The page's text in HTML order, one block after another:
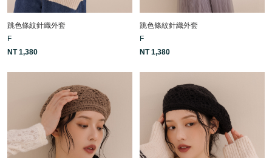
跳色條紋針織外套
F
NT 1,380
跳色條紋針織外套
F
NT 1,380